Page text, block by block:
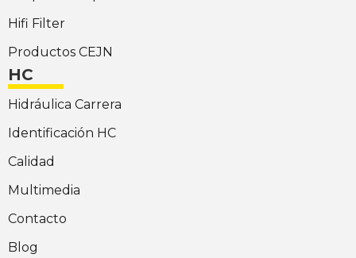
Hifi Filter
Productos CEJN
HC
Hidráulica Carrera
Identificación HC
Calidad
Multimedia
Contacto
Blog